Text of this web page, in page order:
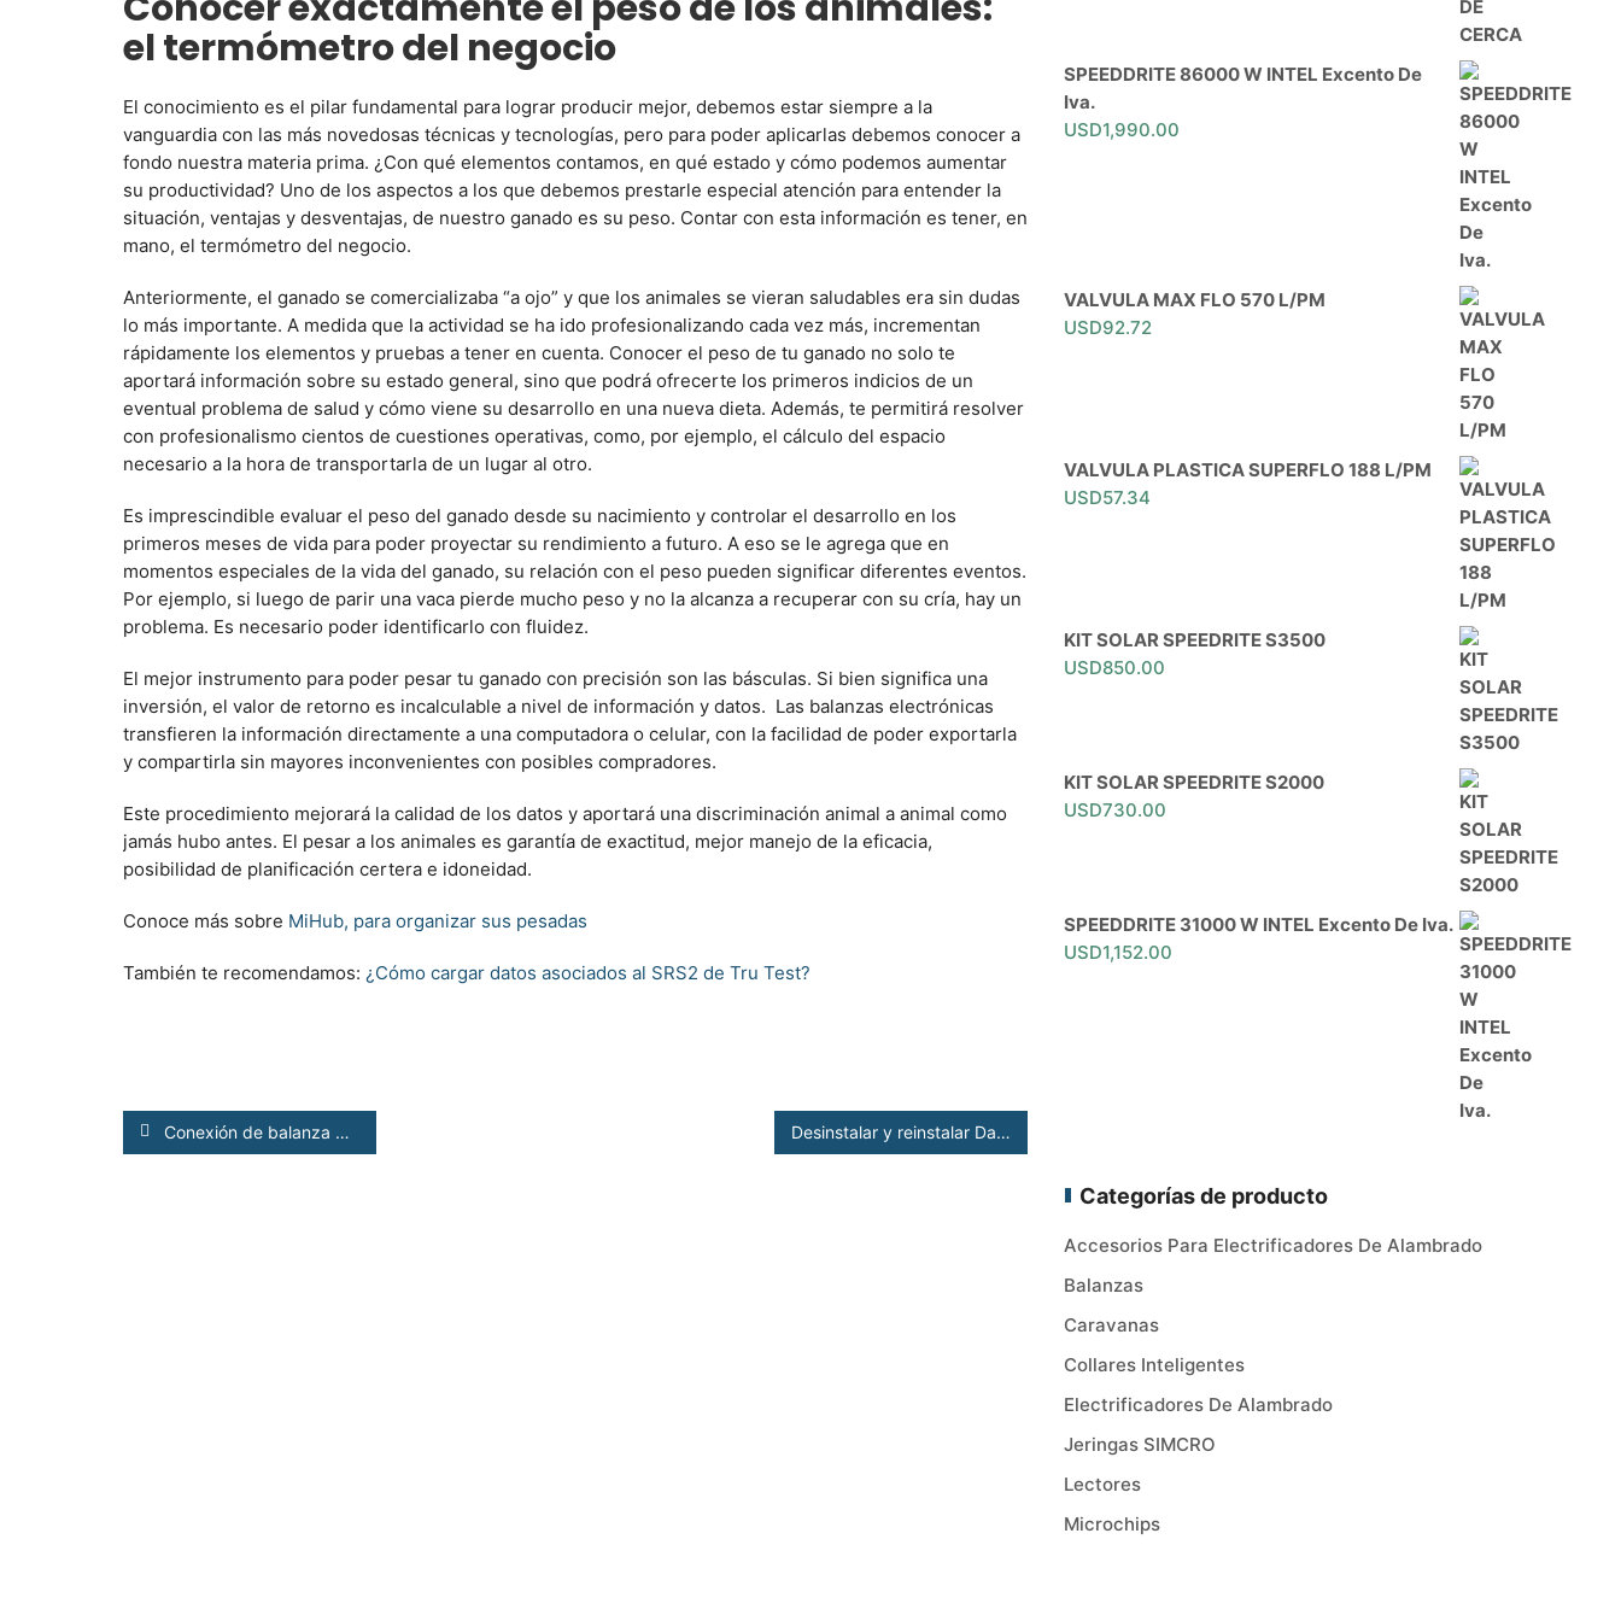
el termómetro del negocio
El conocimiento es el pilar fundamental para lograr producir mejor, debemos estar siempre a la
vanguardia con las más novedosas técnicas y tecnologías, pero para poder aplicarlas debemos conocer a
fondo nuestra materia prima. ¿Con qué elementos contamos, en qué estado y cómo podemos aumentar
su productividad? Uno de los aspectos a los que debemos prestarle especial atención para entender la
situación, ventajas y desventajas, de nuestro ganado es su peso. Contar con esta información es tener, en
mano, el termómetro del negocio.
Anteriormente, el ganado se comercializaba “a ojo” y que los animales se vieran saludables era sin dudas
lo más importante. A medida que la actividad se ha ido profesionalizando cada vez más, incrementan
rápidamente los elementos y pruebas a tener en cuenta. Conocer el peso de tu ganado no solo te
aportará información sobre su estado general, sino que podrá ofrecerte los primeros indicios de un
eventual problema de salud y cómo viene su desarrollo en una nueva dieta. Además, te permitirá resolver
con profesionalismo cientos de cuestiones operativas, como, por ejemplo, el cálculo del espacio
necesario a la hora de transportarla de un lugar al otro.
Es imprescindible evaluar el peso del ganado desde su nacimiento y controlar el desarrollo en los
primeros meses de vida para poder proyectar su rendimiento a futuro. A eso se le agrega que en
momentos especiales de la vida del ganado, su relación con el peso pueden significar diferentes eventos.
Por ejemplo, si luego de parir una vaca pierde mucho peso y no la alcanza a recuperar con su cría, hay un
problema. Es necesario poder identificarlo con fluidez.
El mejor instrumento para poder pesar tu ganado con precisión son las básculas. Si bien significa una
inversión, el valor de retorno es incalculable a nivel de información y datos. Las balanzas electrónicas
transfieren la información directamente a una computadora o celular, con la facilidad de poder exportarla
y compartirla sin mayores inconvenientes con posibles compradores.
Este procedimiento mejorará la calidad de los datos y aportará una discriminación animal a animal como
jamás hubo antes. El pesar a los animales es garantía de exactitud, mejor manejo de la eficacia,
posibilidad de planificación certera e idoneidad.
Conoce más sobre MiHub, para organizar sus pesadas
También te recomendamos: ¿Cómo cargar datos asociados al SRS2 de Tru Test?
Conexión de balanza S3 y Lector con celular Android Desinstalar y reinstalar DataLink por problemas de versión.
SPEEDDRITE 86000 W INTEL Excento De
Iva.
USD1,990.00
VALVULA MAX FLO 570 L/PM
USD92.72
VALVULA PLASTICA SUPERFLO 188 L/PM
USD57.34
KIT SOLAR SPEEDRITE S3500
USD850.00
KIT SOLAR SPEEDRITE S2000
USD730.00
SPEEDDRITE 31000 W INTEL Excento De Iva.
USD1,152.00
Categorías de producto
Accesorios Para Electrificadores De Alambrado
Balanzas
Caravanas
Collares Inteligentes
Electrificadores De Alambrado
Jeringas SIMCRO
Lectores
Microchips